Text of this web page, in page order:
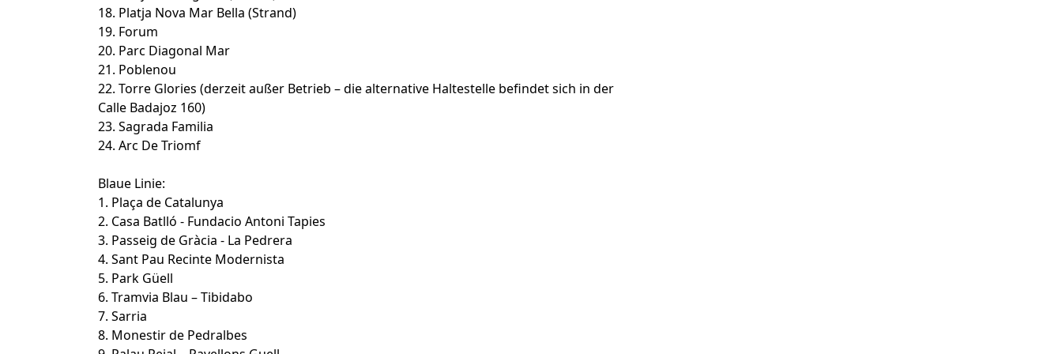
18. Platja Nova Mar Bella (Strand)
19. Forum
20. Parc Diagonal Mar
21. Poblenou
22. Torre Glories (derzeit außer Betrieb – die alternative Haltestelle befindet sich in der
Calle Badajoz 160)
23. Sagrada Familia
24. Arc De Triomf
Blaue Linie:
1. Plaça de Catalunya
2. Casa Batlló - Fundacio Antoni Tapies
3. Passeig de Gràcia - La Pedrera
4. Sant Pau Recinte Modernista
5. Park Güell
6. Tramvia Blau – Tibidabo
7. Sarria
8. Monestir de Pedralbes